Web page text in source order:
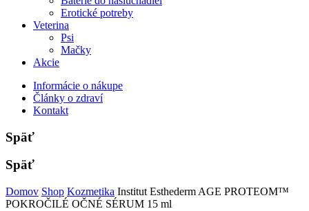
Erotické potreby
Veterina
Psi
Mačky
Akcie
Informácie o nákupe
Články o zdraví
Kontakt
Späť
Späť
Domov Shop Kozmetika Institut Esthederm AGE PROTEOM™
POKROČILÉ OČNÉ SÉRUM 15 ml